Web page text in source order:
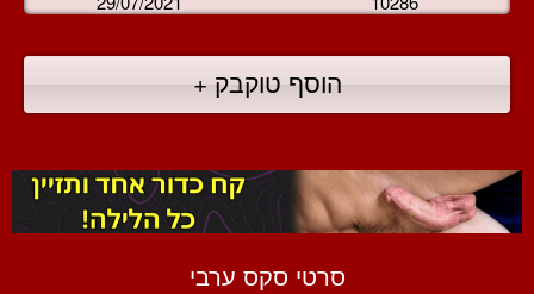
הוסף טוקבק +
סרטי סקס ערבי